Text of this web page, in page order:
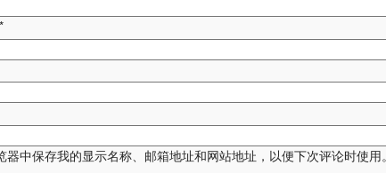
*
器中保存我的显示名称、邮箱地址和网站地址，以便下次评论时使用。